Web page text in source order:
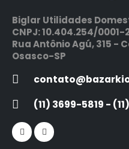
Biglar Utilidades
CNPJ: 10.404.254/0001-
Rua Antônio Agú, 315 -
Osasco-SP
(11) 3699-5819 -